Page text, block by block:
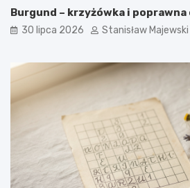
Burgund – krzyżówka i
30 lipca 2026 Stanisław Majewski